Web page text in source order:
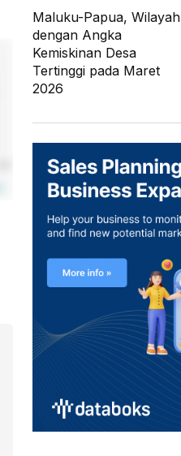
Maluku-Papua, Wilayah
dengan Angka
Kemiskinan Desa
Tertinggi pada Maret
2026